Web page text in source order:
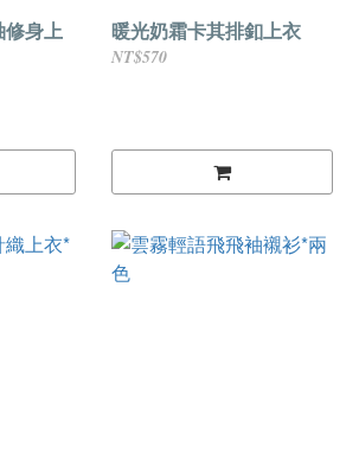
修身上
暖光奶霜卡其排釦上衣
NT$570